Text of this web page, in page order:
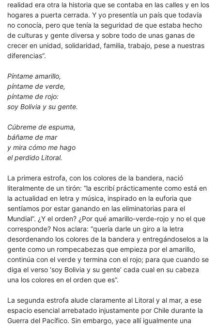
realidad era otra la historia que se contaba en las calles y en los
hogares a puerta cerrada. Y yo presentía un país que todavía
no conocía, pero que tenía la seguridad de que estaba hecho
de culturas y gente diversa y sobre todo de unas ganas de
crecer en unidad, solidaridad, familia, trabajo, pese a nuestras
diferencias”.
Píntame amarillo,
píntame de verde,
píntame de rojo:
soy Bolivia y su gente.
Cúbreme de espuma,
báñame de mar
y mira cómo me hago
el perdido Litoral.
La primera estrofa, con los colores de la bandera, nació
literalmente de un tirón: “la escribí prácticamente como está en
la actualidad en letra y música, inspirado en la euforia que
sentíamos por estar ganando en las eliminatorias para el
Mundial”. ¿Y el orden? ¿Por qué amarillo-verde-rojo y no el que
corresponde? Nos aclara: “quería darle un giro a la letra
desordenando los colores de la bandera y entregándoselos a la
gente como un rompecabezas que empieza por el amarillo,
continúa con el verde y termina con el rojo; para que cuando se
diga el verso ‘soy Bolivia y su gente’ cada cual en su cabeza
una los colores en el orden que es”.
La segunda estrofa alude claramente al Litoral y al mar, a ese
espacio esencial arrebatado injustamente por Chile durante la
Guerra del Pacífico. Sin embargo, yace allí igualmente una